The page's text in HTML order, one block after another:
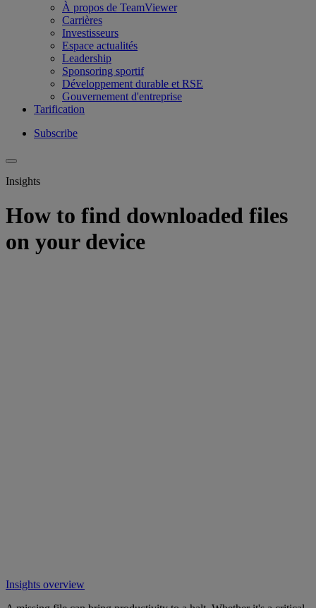
À propos de TeamViewer
Carrières
Investisseurs
Espace actualités
Leadership
Sponsoring sportif
Développement durable et RSE
Gouvernement d'entreprise
Tarification
Subscribe
Insights
How to find downloaded files
on your device
Insights overview